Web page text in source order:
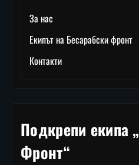
За нас
Екипът на Бесарабски фронт
Контакти
Подкрепи екипа
Фронт“